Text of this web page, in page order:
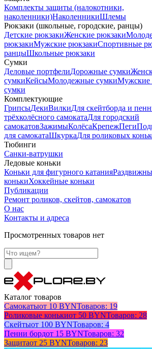
Комплекты защиты (налокотники,
наколенники)НаколенникиШлемы
Рюкзаки (школьные, городские, ранцы)
Детские рюкзакиЖенские рюкзаки
рюкзакиМужские рюкзакиСпортивные
ранцыШкольные рюкзаки
Сумки
Деловые портфелиДорожные сумки
сумкиКейсыМолодежные сумкиМужские
сумки
Комплектующие
ГрипсыДекиВилкиДля скейтборда и
трёхколёсного самокатаДля городский
самокатовЗажимыКолёсаКрепежПеги
для самокатаШкуркаДля роликовых
Тюбинги
Санки-ватрушки
Ледовые коньки
Коньки для фигурного катания
конькиХоккейные коньки
Публикации
Ремонт роликов, скейтов, самокатов
О нас
Контакты и адреса
Просмотренных товаров нет
Каталог товаров
Самокатыот 10 BYNТоваров: 19
Роликовые конькиот 50 BYNТоваров: 28
Скейтыот 100 BYNТоваров: 4
Пенни бордот 15 BYNТоваров: 32
Защитаот 25 BYNТоваров: 23